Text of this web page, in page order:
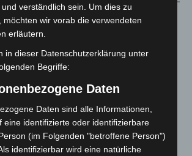
läuft mit Hockeyschläger über
– Polizei sucht Zeugen
bei McDonald’s-Umbau in
Langenhagen beschädigt
Langenhagen: Autofahrer mit 3,17
verständlich sein. Um dies zu
möchten wir vorab die verwendeten
erläutern.
in dieser Datenschutzerklärung unter
Begriffe:
Daten
Daten sind alle Informationen,
eine identifizierte oder identifizierbare
(im Folgenden "betroffene Person")
identifizierbar wird eine natürliche